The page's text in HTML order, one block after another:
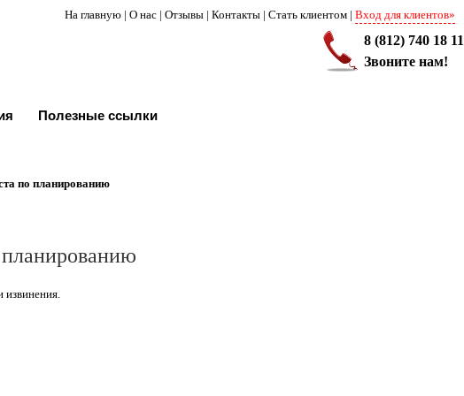
На главную | О нас | Отзывы | Контакты | Стать клиентом | Вход для клиентов»
8 (812) 740 18 11
Звоните нам!
Полезные ссылки
по планированию
извинения.